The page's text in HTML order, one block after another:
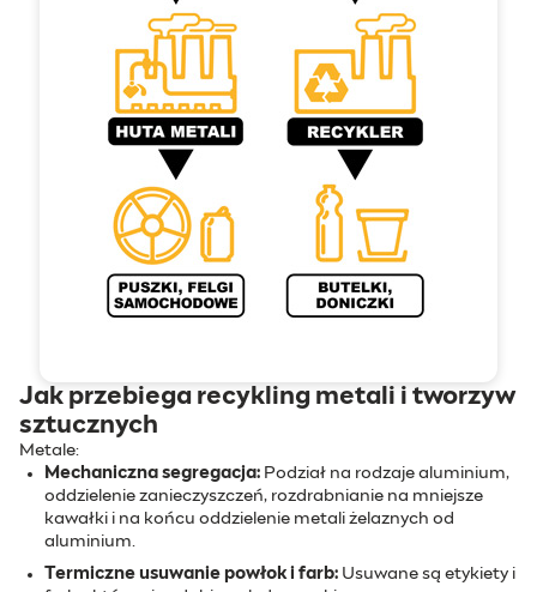
Jak przebiega recykling metali i tworzyw
sztucznych
Metale:
Mechaniczna segregacja: Podział na rodzaje aluminium,
oddzielenie zanieczyszczeń, rozdrabnianie na mniejsze
kawałki i na końcu oddzielenie metali żelaznych od
aluminium.
Termiczne usuwanie powłok i farb: Usuwane są etykiety i